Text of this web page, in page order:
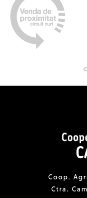
Coop.
Ctra.